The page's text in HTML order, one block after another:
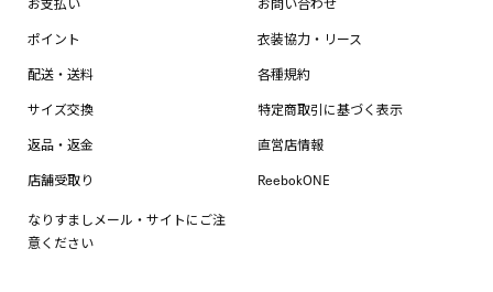
ポイント
配送・送料
サイズ交換
返品・返金
店舗受取り
なりすましメール・サイトにご注
意ください
衣装協力・リース
各種規約
特定商取引に基づく表示
直営店情報
ReebokONE